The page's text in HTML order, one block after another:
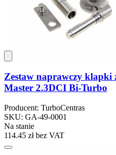
Zestaw naprawczy klapki
Master 2.3DCI Bi-Turbo
Producent: TurboCentras
SKU: GA-49-0001
Na stanie
114.45 złbez VAT